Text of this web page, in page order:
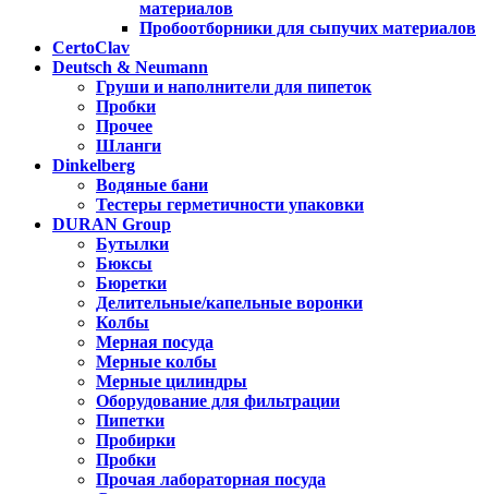
материалов
Пробоотборники для сыпучих материалов
CertoClav
Deutsch & Neumann
Груши и наполнители для пипеток
Пробки
Прочее
Шланги
Dinkelberg
Водяные бани
Тестеры герметичности упаковки
DURAN Group
Бутылки
Бюксы
Бюретки
Делительные/капельные воронки
Колбы
Мерная посуда
Мерные колбы
Мерные цилиндры
Оборудование для фильтрации
Пипетки
Пробирки
Пробки
Прочая лабораторная посуда